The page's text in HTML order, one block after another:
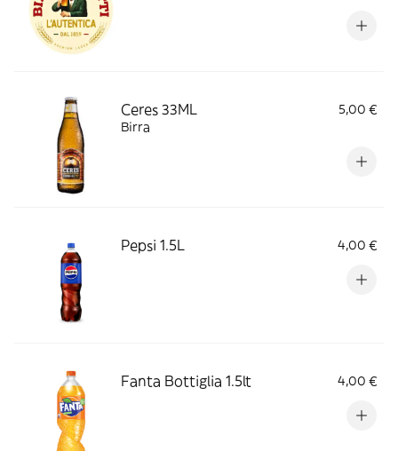
Ceres 33ML
5,00 €
Birra
Pepsi 1.5L 4,00 €
Fanta Bottiglia 1.5lt 4,00 €